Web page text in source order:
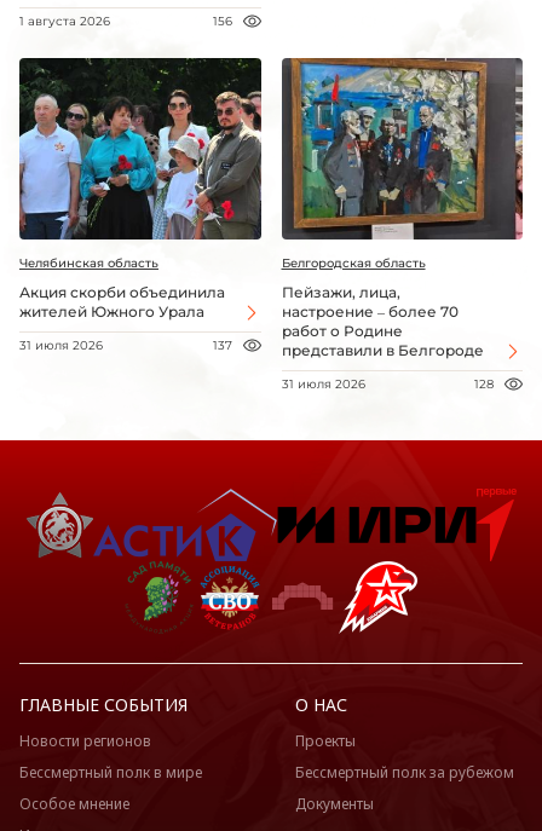
1 августа 2026 156
Челябинская область
Акция скорби объединила
жителей Южного Урала
31 июля 2026 137
Белгородская область
Пейзажи, лица,
настроение – более 70
работ о Родине
представили в Белгороде
31 июля 2026 128
ГЛАВНЫЕ СОБЫТИЯ
Новости регионов
Бессмертный полк в мире
Особое мнение
О НАС
Проекты
Бессмертный полк за рубежом
Документы